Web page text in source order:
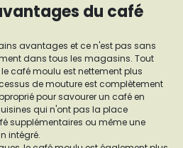
du café
avantages et ce n'est pas sans
dans tous les magasins. Tout
café moulu est nettement plus
de mouture est complètement
pour savourer un café en
qui n'ont pas la place
supplémentaires ou même une
intégré.